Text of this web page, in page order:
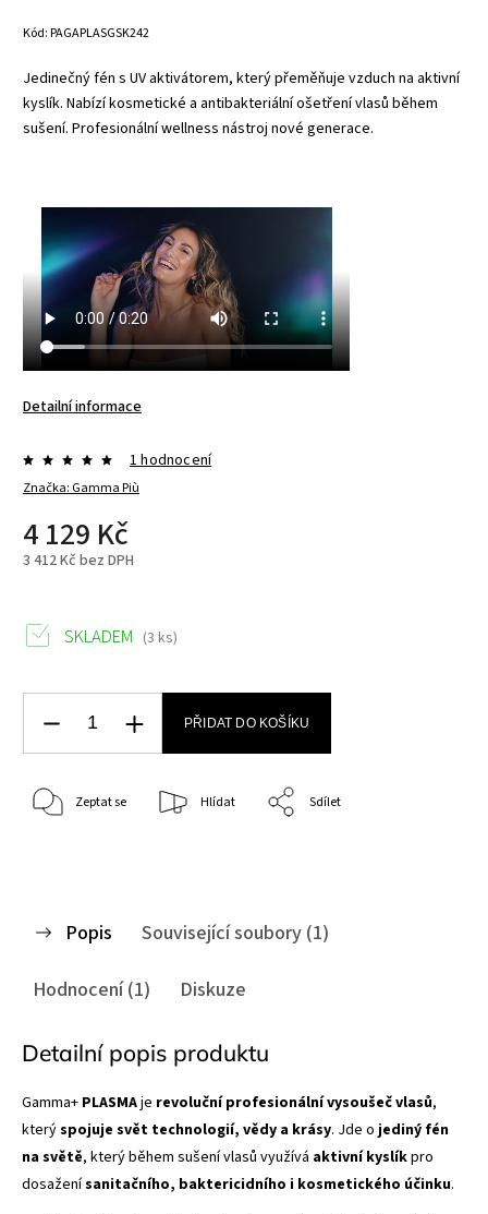
Kód:PAGAPLASGSK242
Jedinečný fén s UV aktivátorem, který přeměňuje vzduch na aktivní
kyslík. Nabízí kosmetické a antibakteriální ošetření vlasů během
sušení. Profesionální wellness nástroj nové generace.
Detailní informace
Značka: Gamma Più
1 hodnocení
4 129 Kč
3 412 Kč bez DPH
SKLADEM (3 ks)
PŘIDAT DO KOŠÍKU
Zeptat se Hlídat Sdílet
Popis
Související soubory (1)
Hodnocení (1)
Diskuze
Detailní popis produktu
Gamma+ PLASMAje revoluční profesionální vysoušeč vlasů,
kterýspojuje svět technologií, vědy a krásy. Jde o jediný fén
na světě, který během sušení vlasů využívá aktivní kyslíkpro
dosaženísanitačního, baktericidního i kosmetického účinku.